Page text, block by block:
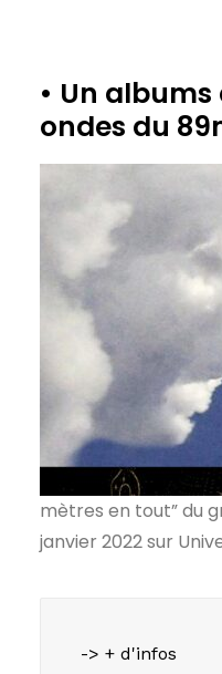
• Un
ondes du
mètres en tout” du
janvier 2022 sur
-> + d'infos